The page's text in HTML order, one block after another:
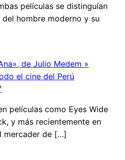
películas se distinguían
hombre moderno y su
de Julio Medem »
el cine del Perú
películas como Eyes Wide
y más recientemente en
mercader de […]